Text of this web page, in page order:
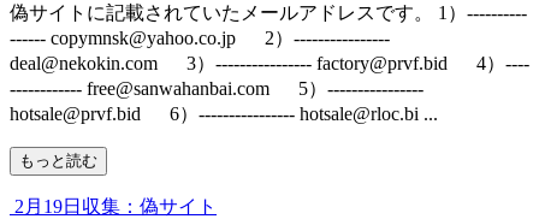
偽サイトに記載されていたメールアドレスです。 1）----------
------ copymnsk@yahoo.co.jp 2）----------------
deal@nekokin.com 3）---------------- factory@prvf.bid 4）----
------------ free@sanwahanbai.com 5）----------------
hotsale@prvf.bid 6）---------------- hotsale@rloc.bi ...
もっと読む
2月19日収集：偽サイト